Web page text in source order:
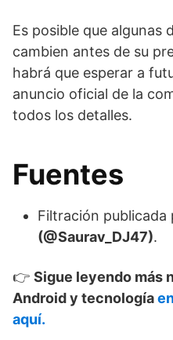
Es posible que algunas
cambien antes de su
habrá que esperar a
anuncio oficial de la
todos los detalles.
Fuentes
Filtración publicada
(@Saurav_DJ47).
👉 Sigue leyendo más
Android y tecnología
aquí.